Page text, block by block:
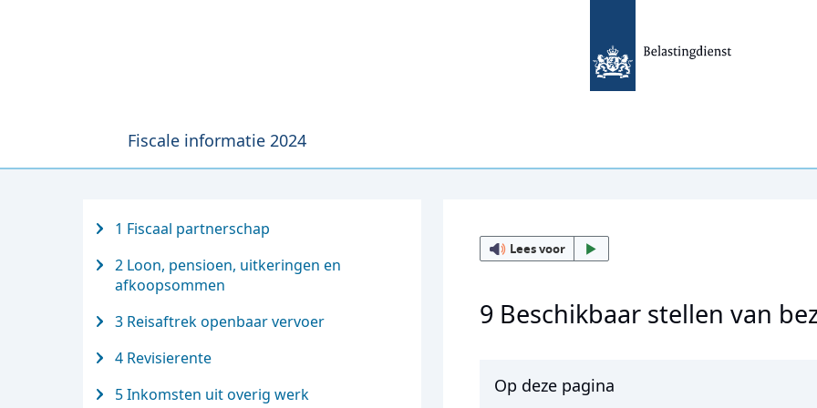
Fiscale informatie 2024
1 Fiscaal partnerschap
2 Loon, pensioen, uitkeringen en
afkoopsommen
3 Reisaftrek openbaar vervoer
4 Revisierente
5 Inkomsten uit overig werk
Lees voor
9 Beschikbaar stellen van
Op deze pagina